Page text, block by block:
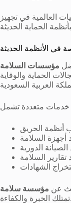
العالمية في تجهيز
الأنظمة الحديثة
مؤسسات السلامة
الحماية والوقاية
عن مؤسسة سلامة
تمتلك الخبرة والكفاءة.